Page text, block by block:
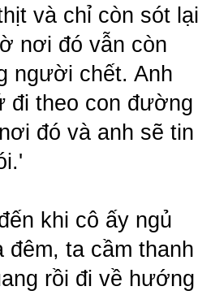
và chỉ còn sót lại
nơi đó vẫn còn
người chết. Anh
đi theo con đường
đó và anh sẽ tin
khi cô ấy ngủ
ta cầm thanh
rồi đi về hướng